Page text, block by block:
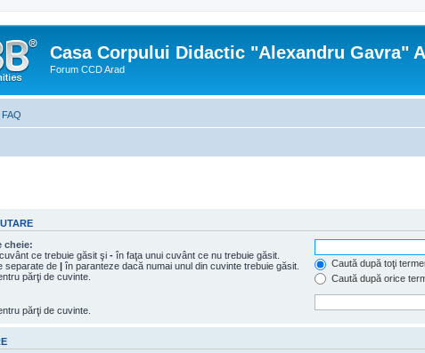
Casa Corpului Didactic "Alexandru Gavra"
Forum CCD Arad
FAQ
cheie:
ce trebuie găsit şi - în faţa unui cuvânt ce nu trebuie găsit.
separate de | în paranteze dacă numai unul din cuvinte trebuie găsit.
părţi de cuvinte.
Caută după toţi
Caută după orice
părţi de cuvinte.